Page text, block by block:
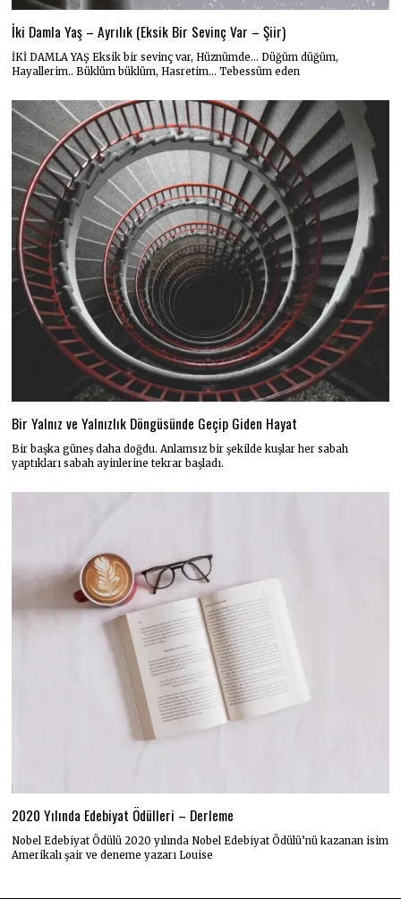
İki Damla Yaş – Ayrılık (Eksik Bir Sevinç Var – Şiir)
İKİ DAMLA YAŞ Eksik bir sevinç var, Hüznümde… Düğüm düğüm,
Hayallerim.. Büklüm büklüm, Hasretim… Tebessüm eden
Bir Yalnız ve Yalnızlık Döngüsünde Geçip Giden Hayat
Bir başka güneş daha doğdu. Anlamsız bir şekilde kuşlar her sabah
yaptıkları sabah ayinlerine tekrar başladı.
2020 Yılında Edebiyat Ödülleri – Derleme
Nobel Edebiyat Ödülü 2020 yılında Nobel Edebiyat Ödülü’nü kazanan isim
Amerikalı şair ve deneme yazarı Louise